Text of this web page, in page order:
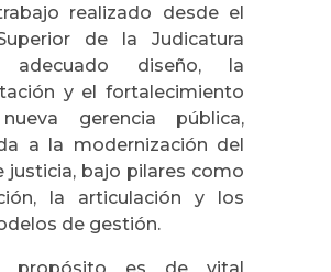
realizado desde el
de la Judicatura
diseño, la
y el fortalecimiento
gerencia pública,
a la modernización del
justicia, bajo pilares como
la articulación y los
de gestión.